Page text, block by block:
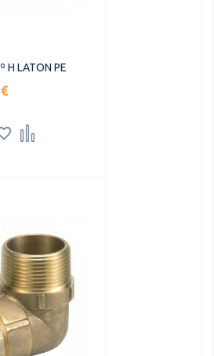
H LATON PE
